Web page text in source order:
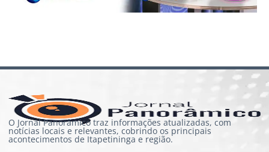
O Jornal Panorâmico traz informações atualizadas, com
notícias locais e relevantes, cobrindo os principais
acontecimentos de Itapetininga e região.